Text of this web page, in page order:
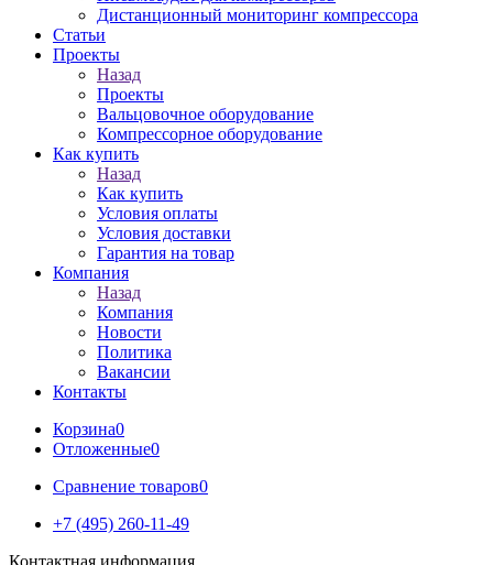
Дистанционный мониторинг компрессора
Статьи
Проекты
Назад
Проекты
Вальцовочное оборудование
Компрессорное оборудование
Как купить
Назад
Как купить
Условия оплаты
Условия доставки
Гарантия на товар
Компания
Назад
Компания
Новости
Политика
Вакансии
Контакты
Корзина0
Отложенные0
Сравнение товаров0
+7 (495) 260-11-49
Контактная информация